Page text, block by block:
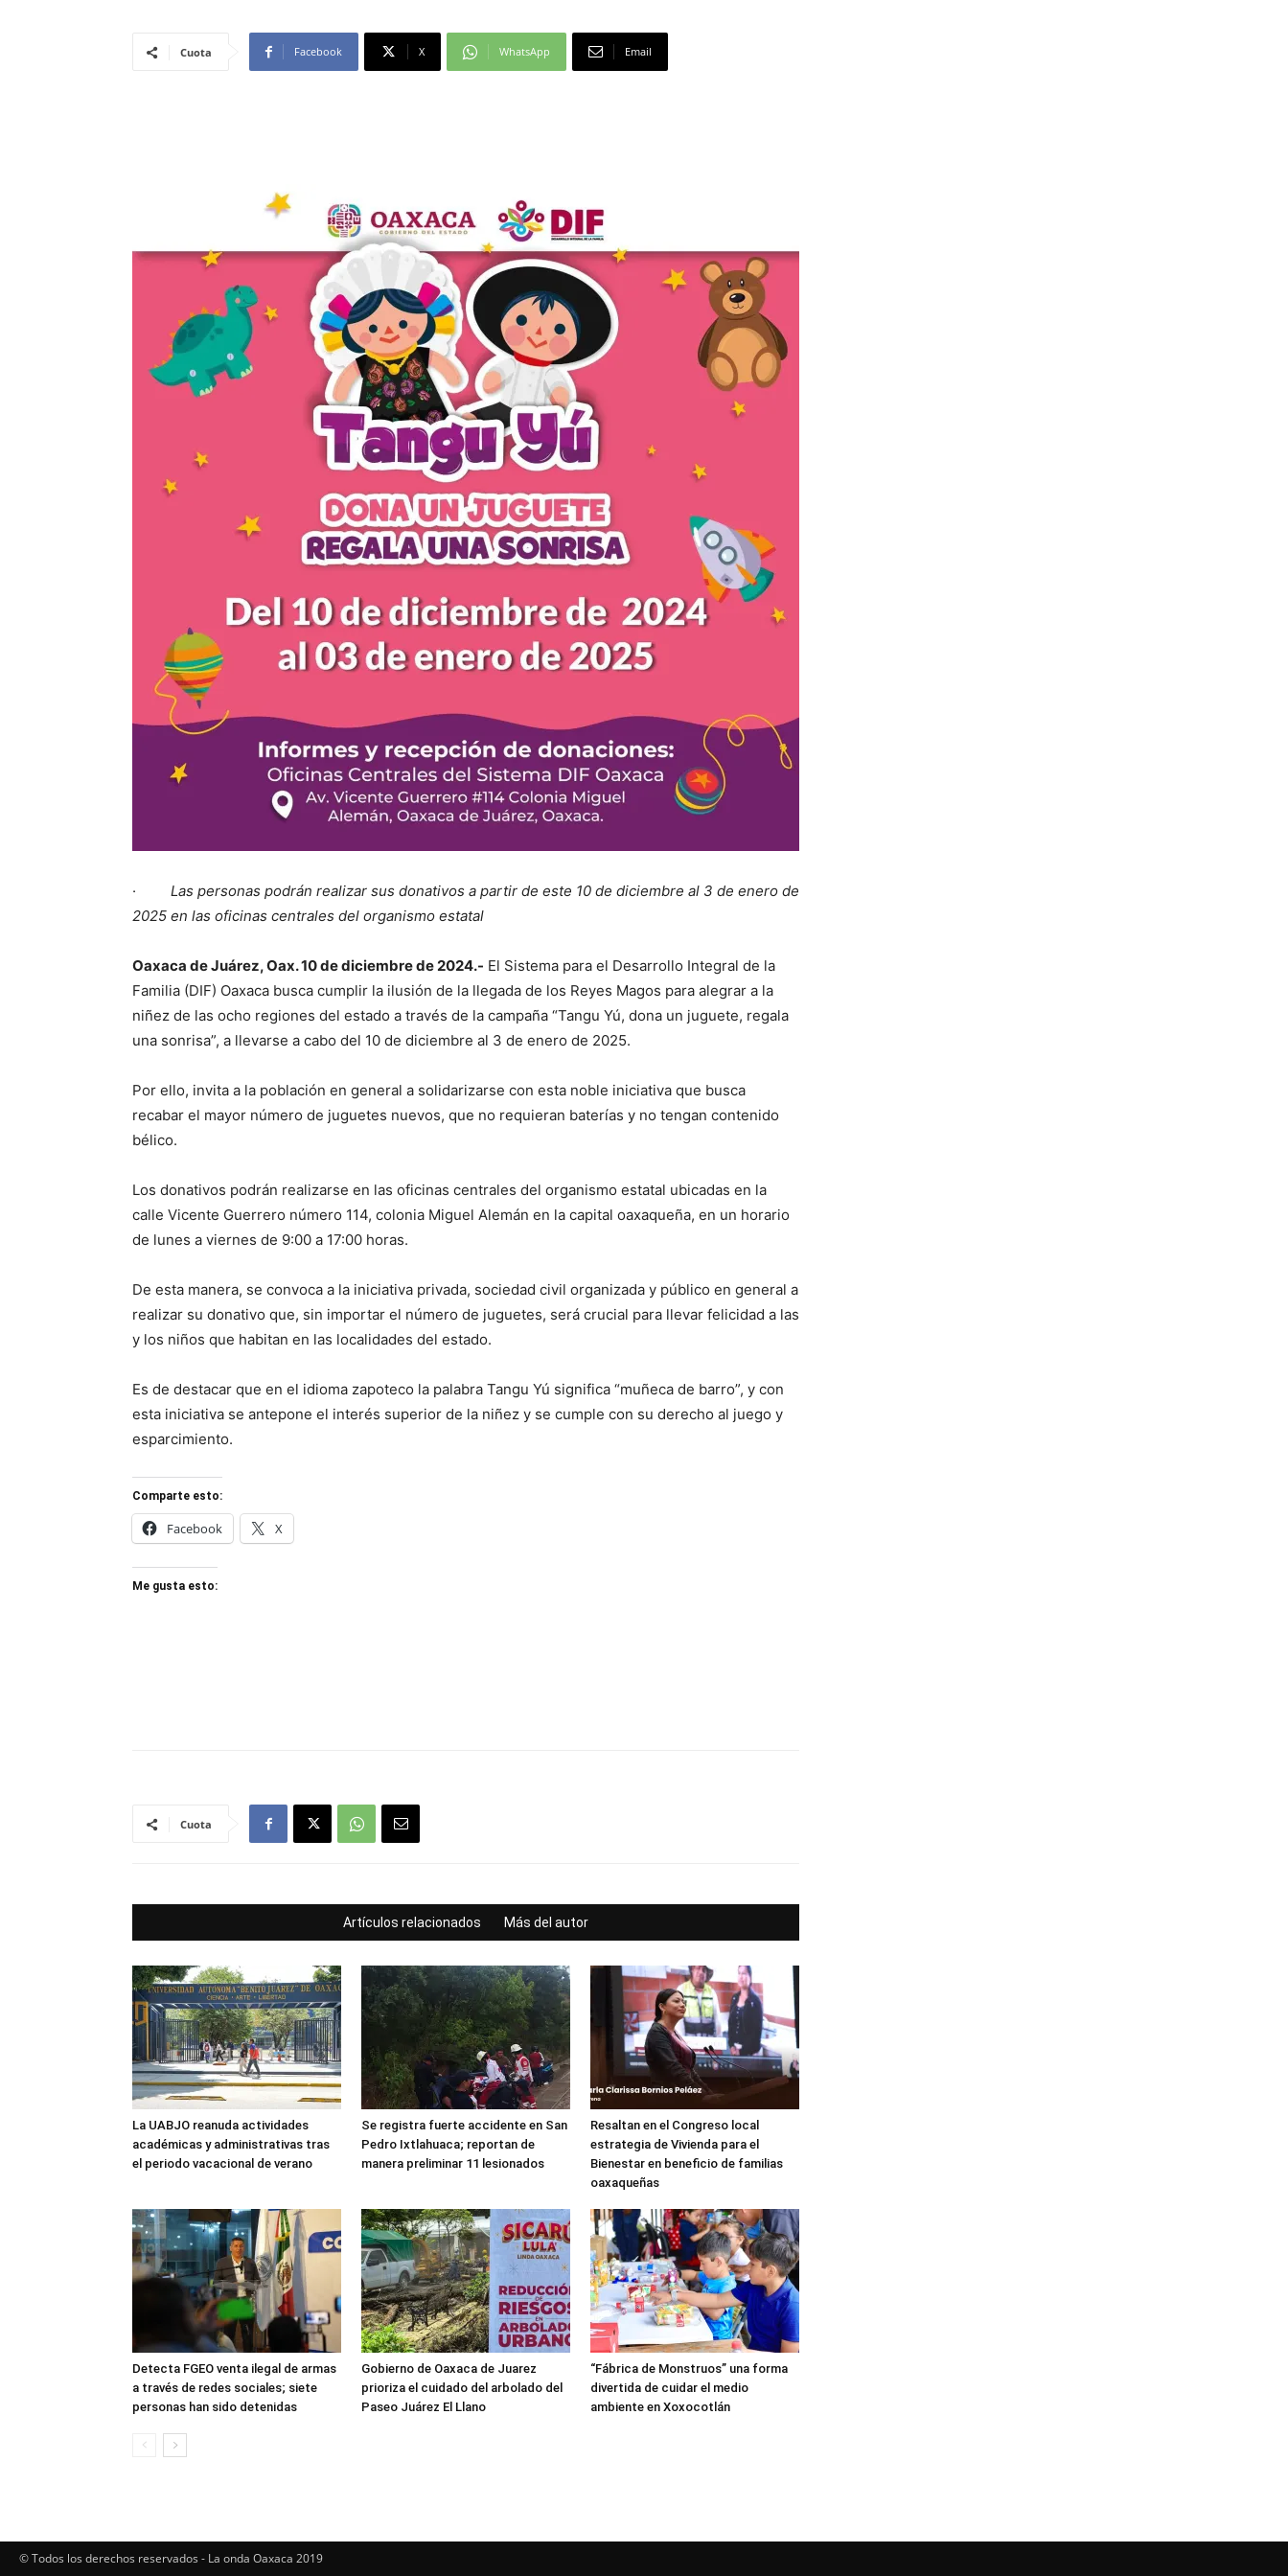
Cuota Facebook X WhatsApp Email
· Las personas podrán realizar sus donativos a partir de este 10 de diciembre al 3 de enero de
2025 en las oficinas centrales del organismo estatal
Oaxaca de Juárez, Oax. 10 de diciembre de 2024.- El Sistema para el Desarrollo Integral de la
Familia (DIF) Oaxaca busca cumplir la ilusión de la llegada de los Reyes Magos para alegrar a la
niñez de las ocho regiones del estado a través de la campaña “Tangu Yú, dona un juguete, regala
una sonrisa”, a llevarse a cabo del 10 de diciembre al 3 de enero de 2025.
Por ello, invita a la población en general a solidarizarse con esta noble iniciativa que busca
recabar el mayor número de juguetes nuevos, que no requieran baterías y no tengan contenido
bélico.
Los donativos podrán realizarse en las oficinas centrales del organismo estatal ubicadas en la
calle Vicente Guerrero número 114, colonia Miguel Alemán en la capital oaxaqueña, en un horario
de lunes a viernes de 9:00 a 17:00 horas.
De esta manera, se convoca a la iniciativa privada, sociedad civil organizada y público en general a
realizar su donativo que, sin importar el número de juguetes, será crucial para llevar felicidad a las
y los niños que habitan en las localidades del estado.
Es de destacar que en el idioma zapoteco la palabra Tangu Yú significa “muñeca de barro”, y con
esta iniciativa se antepone el interés superior de la niñez y se cumple con su derecho al juego y
esparcimiento.
Comparte esto:
Facebook X
Me gusta esto:
Cuota
Artículos relacionados Más del autor
La UABJO reanuda actividades
académicas y administrativas tras
el periodo vacacional de verano
Se registra fuerte accidente en San
Pedro Ixtlahuaca; reportan de
manera preliminar 11 lesionados
Resaltan en el Congreso local
estrategia de Vivienda para el
Bienestar en beneficio de familias
oaxaqueñas
Detecta FGEO venta ilegal de armas
a través de redes sociales; siete
personas han sido detenidas
Gobierno de Oaxaca de Juarez
prioriza el cuidado del arbolado del
Paseo Juárez El Llano
“Fábrica de Monstruos” una forma
divertida de cuidar el medio
ambiente en Xoxocotlán
© Todos los derechos reservados - La onda Oaxaca 2019